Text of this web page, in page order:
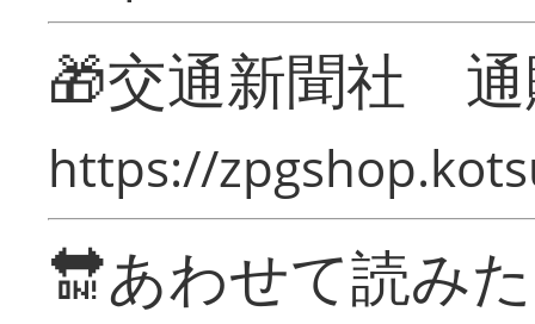
🎁交通新聞社
https://
🔛あわせて読み